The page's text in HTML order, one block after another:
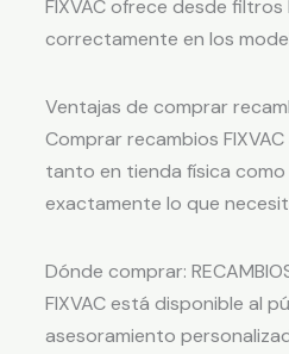
FIXVAC ofrece desde
correctamente en los
Ventajas de comprar
Comprar recambios
tanto en tienda física como
exactamente lo que
Dónde comprar:
FIXVAC está disponible al
asesoramiento